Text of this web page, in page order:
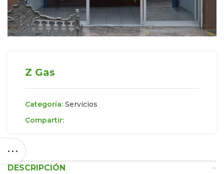
Z Gas
Categoría: Servicios
Compartir:
DESCRIPCIÓN